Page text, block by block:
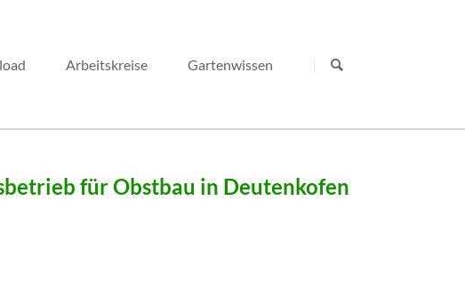
Arbeitskreise Gartenwissen
für Obstbau in Deutenkofen